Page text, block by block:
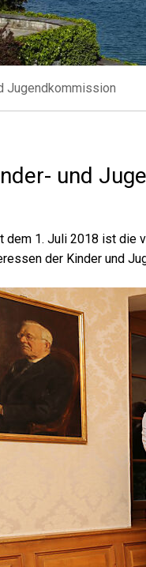
Jugendkommission
und
dem 1. Juli 2018 ist die
der Kinder und